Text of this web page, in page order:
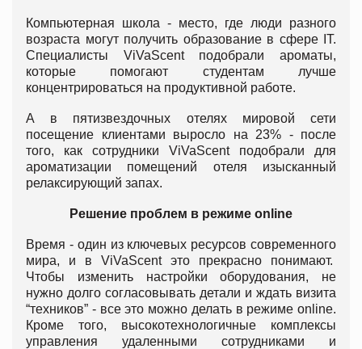
Компьютерная школа - место, где люди разного
возраста могут получить образование в сфере IT.
Специалисты ViVaScent подобрали ароматы,
которые помогают студентам лучше
концентрироваться на продуктивной работе.
А в пятизвездочных отелях мировой сети
посещение клиентами выросло на 23% - после
того, как сотрудники ViVaScent подобрали для
ароматизации помещений отеля изысканный
релаксирующий запах.
Решение проблем в режиме online
Время - один из ключевых ресурсов современного
мира, и в ViVaScent это прекрасно понимают.
Чтобы изменить настройки оборудования, не
нужно долго согласовывать детали и ждать визита
“техников” - все это можно делать в режиме online.
Кроме того, высокотехнологичные комплексы
управления удаленными сотрудниками и